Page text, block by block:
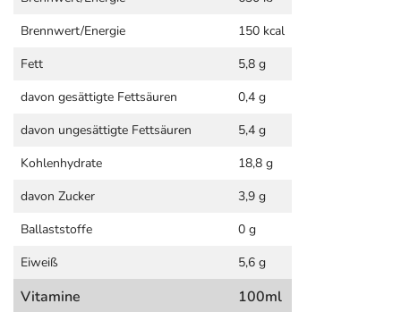
Brennwert/Energie
150 kcal
Fett
5,8 g
davon gesättigte Fettsäuren
0,4 g
davon ungesättigte Fettsäuren
5,4 g
Kohlenhydrate
18,8 g
davon Zucker
3,9 g
Ballaststoffe
0 g
Eiweiß
5,6 g
Vitamine 100ml